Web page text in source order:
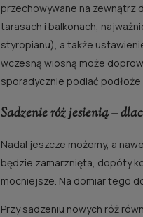
RÓŻA GRANDE
przechowywane na zewnątrz
tarasach i balkonach,
styropianu), a także
wczesną wiosną może
sporadycznie podlać
Sadzenie róż jesienią –
Nadal jeszcze możemy, a
będzie zamarznięta, dopóty
mocniejsze. Na domiar tego
Przy sadzeniu nowych róż